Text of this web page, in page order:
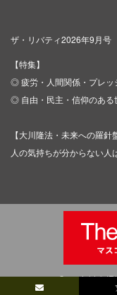
ザ・リバティ2026年9月号
【特集】
◎ 疲労・人間関係・プレッ
◎ 自由・民主・信仰のある
【大川隆法・未来への羅針
人の気持ちが分からない人
Copyright ©